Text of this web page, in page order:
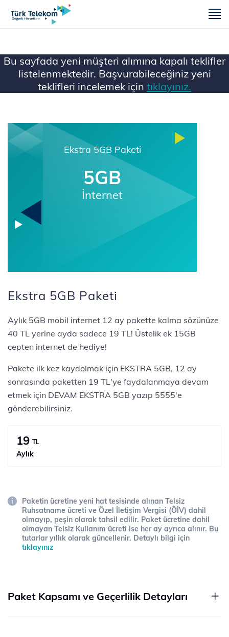
Bu sayfada yeni müşteri alımına kapalı teklifler
listelenmektedir. Başvurabileceğiniz yeni
teklifleri incelemek için tıklayınız.
Ana Sayfa Mobil
Ekstra 5GB Paketi
5GB
İnternet
Ekstra 5GB Paketi
Aylık 5GB mobil internet 12 ay pakette kalma sözünüze
40 TL yerine ayda sadece 19 TL! Üstelik ek 15GB
cepten internet de hediye!
Pakete ilk kez kaydolmak için EKSTRA 5GB, 12 ay
sonrasında paketten 19 TL'ye faydalanmaya devam
etmek için DEVAM EKSTRA 5GB yazıp 5555'e
gönderebilirsiniz.
19 TL
Aylık
Paketin ücretine yeni hat tesisinde alınan Telsiz
Ruhsatname ücreti ve Özel İletişim Vergisi (ÖİV) dahil
olmayıp, peşin olarak tahsil edilir. Paket ücretine dahil
olmayan Telsiz Kullanım ücreti ise her ay ayrıca alınır. Bu
tutarlar yıllık olarak güncellenir. Detaylı bilgi için
tıklayınız
Paket Kapsamı ve Geçerlilik Detayları